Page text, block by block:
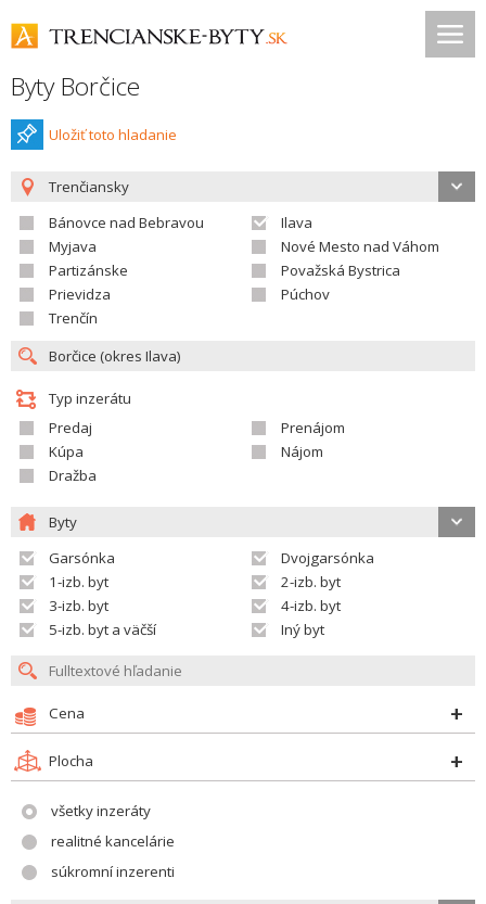
Byty Borčice
Uložiť toto hladanie
Trenčiansky
Bánovce nad Bebravou
Ilava
Myjava
Nové Mesto nad Váhom
Partizánske
Považská Bystrica
Prievidza
Púchov
Trenčín
Typ inzerátu
Predaj
Prenájom
Kúpa
Nájom
Dražba
Byty
Garsónka
Dvojgarsónka
1-izb. byt
2-izb. byt
3-izb. byt
4-izb. byt
5-izb. byt a väčší
Iný byt
Cena
Plocha
všetky inzeráty
realitné kancelárie
súkromní inzerenti